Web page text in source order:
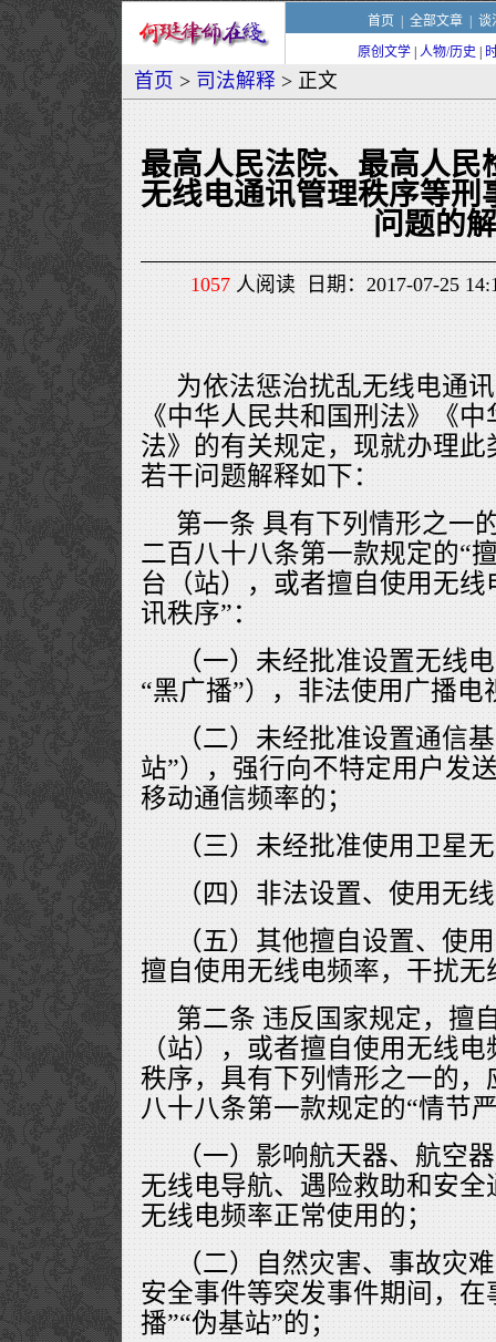
首页 全部文章| 谈
原创文学 人物/历史
首页 > 司法解释 > 正文
最高人民法院、最高人民
无线电通讯管理秩序等刑
问题的
1057人阅读 日期：2017-07-25
为依法惩治扰乱无线电通
《中华人民共和国刑法》《
法》的有关规定，现就办理
若干问题解释如下：
第一条 具有下列情形之一
二百八十八条第一款规定的“
台（站），或者擅自使用无
讯秩序”：
（一）未经批准设置无线
“黑广播”），非法使用广播
（二）未经批准设置通信
站”），强行向不特定用户发
移动通信频率的；
（三）未经批准使用卫星
（四）非法设置、使用无
（五）其他擅自设置、使
擅自使用无线电频率，干扰
第二条 违反国家规定，擅
（站），或者擅自使用无线
秩序，具有下列情形之一的
八十八条第一款规定的“情节
（一）影响航天器、航空
无线电导航、遇险救助和安
无线电频率正常使用的；
（二）自然灾害、事故灾
安全事件等突发事件期间，在
播”“伪基站”的；